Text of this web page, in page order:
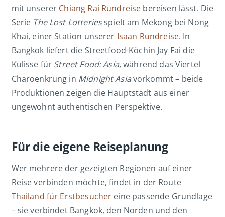
mit unserer Chiang Rai Rundreise bereisen lässt. Die
Serie The Lost Lotteriesspielt am Mekong bei Nong
Khai, einer Station unserer Isaan Rundreise. In
Bangkok liefert die Streetfood-Köchin Jay Fai die
Kulisse für Street Food: Asia, während das Viertel
Charoenkrung in Midnight Asiavorkommt – beide
Produktionen zeigen die Hauptstadt aus einer
ungewohnt authentischen Perspektive.
Für die eigene Reiseplanung
Wer mehrere der gezeigten Regionen auf einer
Reise verbinden möchte, findet in der Route
Thailand für Erstbesucher eine passende Grundlage
– sie verbindet Bangkok, den Norden und den